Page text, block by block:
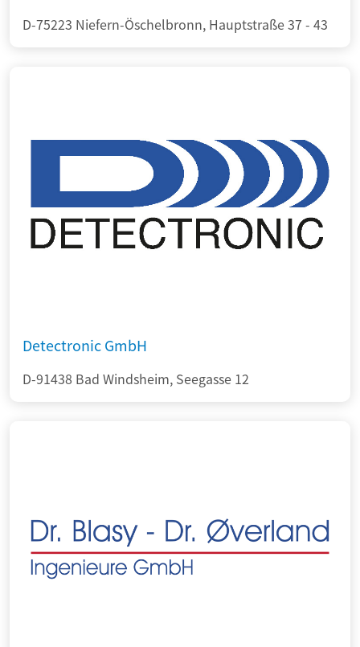
D-75223 Niefern-Öschelbronn, Hauptstraße 37 - 43
Detectronic GmbH
D-91438 Bad Windsheim, Seegasse 12